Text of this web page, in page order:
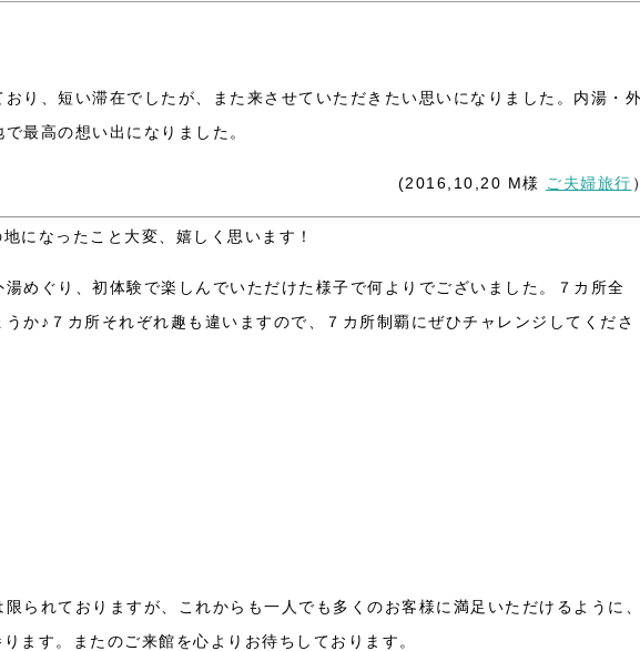
り、短い滞在でしたが、また来させていただきたい思いになりました。内湯・外
最高の想い出になりました。
(2016,10,20 M様 ご夫婦旅行 ）
になったこと大変、嬉しく思います！
めぐり、初体験で楽しんでいただけた様子で何よりでございました。７カ所全
か♪７カ所それぞれ趣も違いますので、７カ所制覇にぜひチャレンジしてくださ
られておりますが、これからも一人でも多くのお客様に満足いただけるように、
ます。またのご来館を心よりお待ちしております。